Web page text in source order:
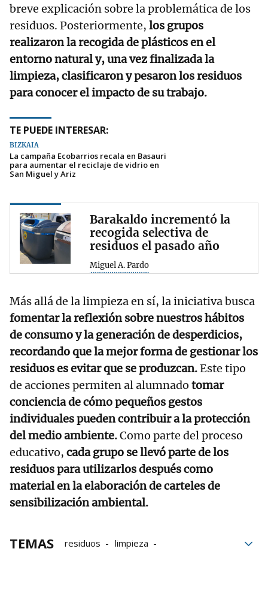
breve explicación sobre la problemática de los
residuos. Posteriormente, los grupos
realizaron la recogida de plásticos en el
entorno natural y, una vez finalizada la
limpieza, clasificaron y pesaron los residuos
para conocer el impacto de su trabajo.
TE PUEDE INTERESAR:
BIZKAIA
La campaña Ecobarrios recala en Basauri
para aumentar el reciclaje de vidrio en
San Miguel y Ariz
Barakaldo incrementó la
recogida selectiva de
residuos el pasado año
Miguel A. Pardo
Más allá de la limpieza en sí, la iniciativa busca
fomentar la reflexión sobre nuestros hábitos
de consumo y la generación de desperdicios,
recordando que la mejor forma de gestionar los
residuos es evitar que se produzcan.Este tipo
de acciones permiten al alumnado tomar
conciencia de cómo pequeños gestos
individuales pueden contribuir a la protección
del medio ambiente.Como parte del proceso
educativo, cada grupo se llevó parte de los
residuos para utilizarlos después como
material en la elaboración de carteles de
sensibilización ambiental.
TEMAS residuos
limpieza